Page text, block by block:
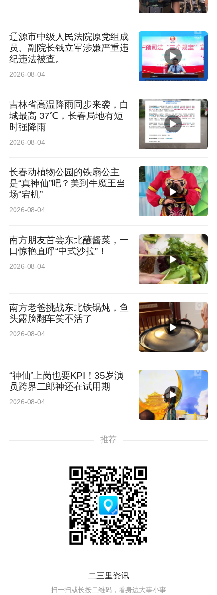
辽源市中级人民法院原党组成
员、副院长钱立军涉嫌严重违
纪违法被查。
2026-08-04
吉林省高温降雨同步来袭，白
城最高 37℃，长春局地有短
时强降雨
2026-08-04
长春动植物公园的铁扇公主
是“真神仙”吧？美到牛魔王当
场“宕机”
2026-08-04
南方朋友首尝东北蘸酱菜，一
口惊艳直呼“中式沙拉”！
2026-08-04
南方老爸挑战东北铁锅炖，鱼
头露脸翻车笑不活了
2026-08-04
“神仙”上岗也要KPI！35岁演
员跨界二郎神还在试用期
2026-08-04
推荐
二三里资讯
扫一扫或长按二维码，看身边大事小事